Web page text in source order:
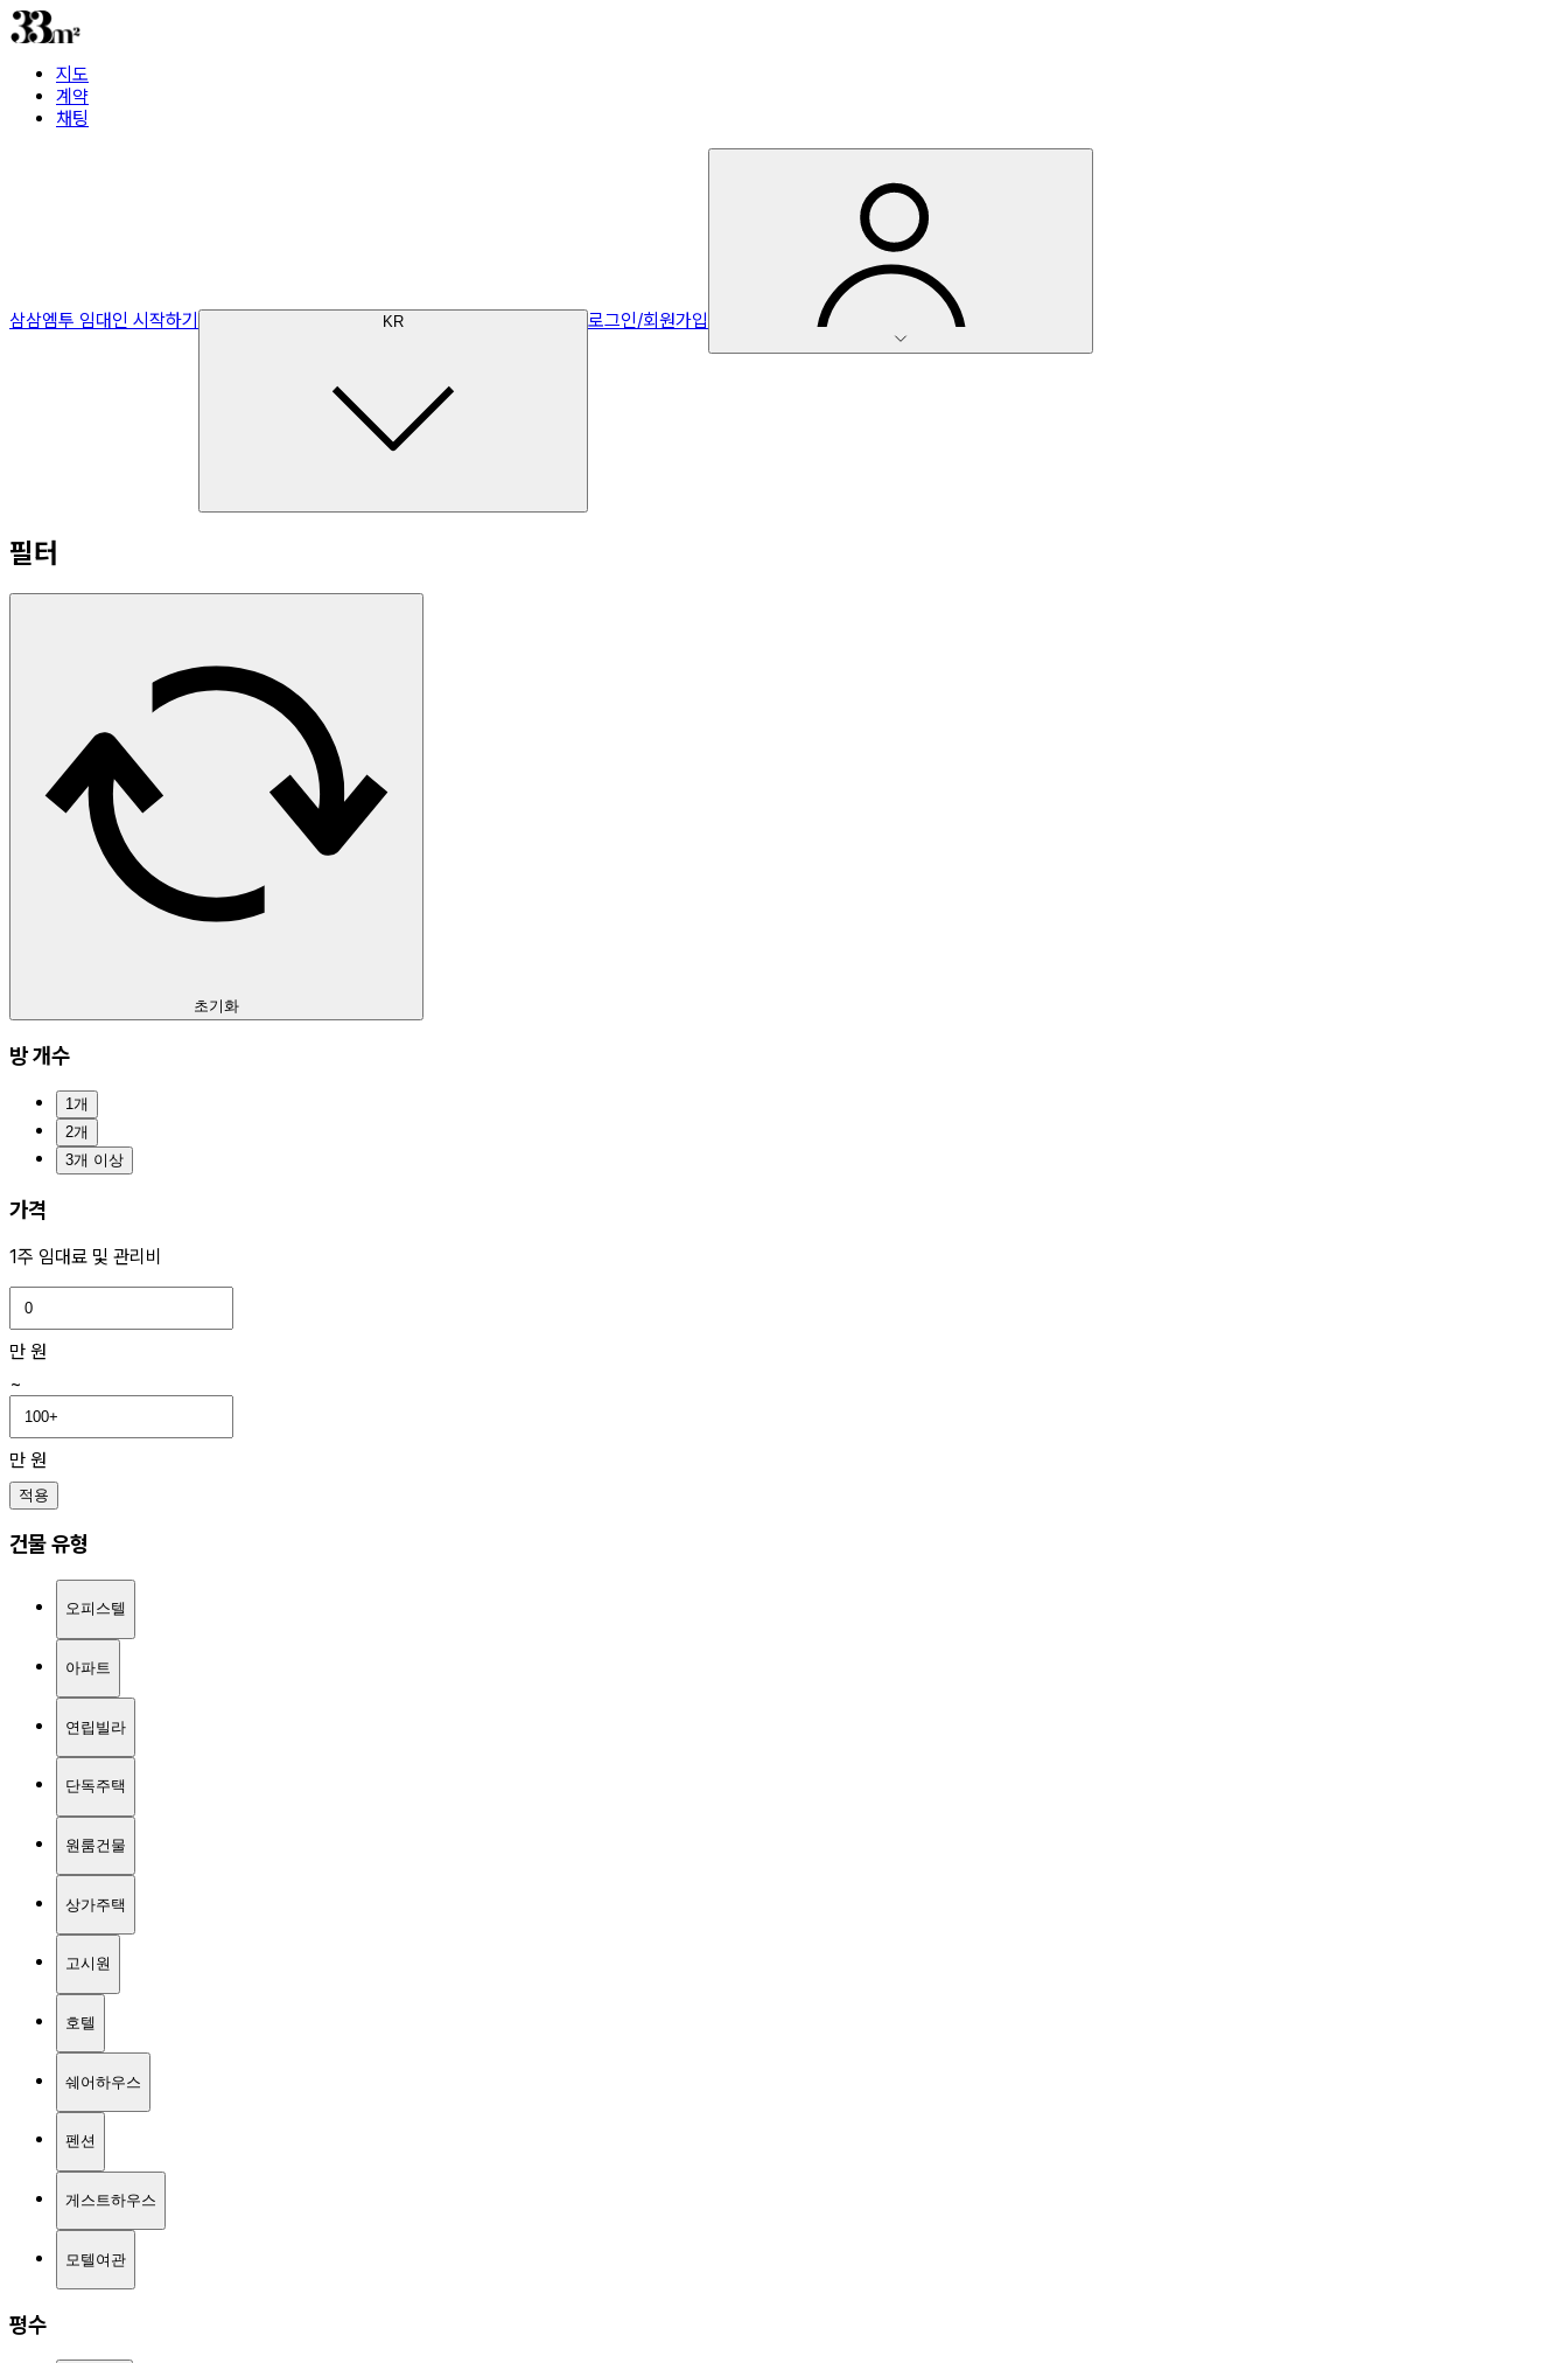
지도
계약
채팅
삼삼엠투 임대인 시작하기 KR 로그인/회원가입
필터
초기화
방 개수
1개
2개
3개 이상
가격
1주 임대료 및 관리비
만 원
~
만 원
적용
건물 유형
오피스텔
아파트
연립빌라
단독주택
원룸건물
상가주택
고시원
호텔
쉐어하우스
펜션
게스트하우스
모텔여관
평수